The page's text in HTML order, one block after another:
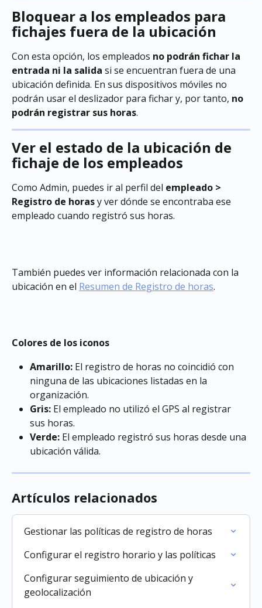
Bloquear a los empleados para
fichajes fuera de la ubicación
Con esta opción, los empleados no podrán fichar la
entrada ni la salida si se encuentran fuera de una
ubicación definida. En sus dispositivos móviles no
podrán usar el deslizador para fichar y, por tanto, no
podrán registrar sus horas.
Ver el estado de la ubicación de
fichaje de los empleados
Como Admin, puedes ir al perfil del empleado >
Registro de horas y ver dónde se encontraba ese
empleado cuando registró sus horas.
También puedes ver información relacionada con la
ubicación en el Resumen de Registro de horas.
Colores de los iconos
Amarillo: El registro de horas no coincidió con
ninguna de las ubicaciones listadas en la
organización.
Gris: El empleado no utilizó el GPS al registrar
sus horas.
Verde: El empleado registró sus horas desde una
ubicación válida.
Artículos relacionados
Gestionar las políticas de registro de horas
Configurar el registro horario y las políticas
Configurar seguimiento de ubicación y
geolocalización